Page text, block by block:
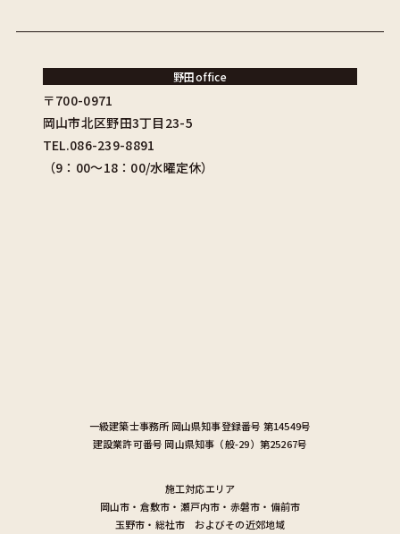
一級建築士事務所 岡山県知事登録番号 第14549号
建設業許可番号 岡山県知事（般-29）第25267号
施工対応エリア
岡山市 ・ 倉敷市 ・ 瀬戸内市 ・ 赤磐市 ・ 備前市
玉野市 ・ 総社市 およびその近郊地域
野田office
〒700-0971
岡山市北区野田3丁目23-5
TEL.086-239-8891
（9：00〜18：00/水曜定休）